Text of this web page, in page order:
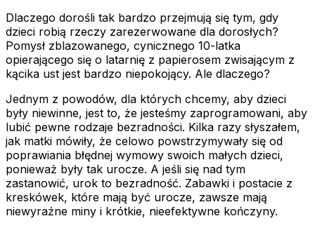
Dlaczego dorośli tak bardzo przejmują się tym, gdy
dzieci robią rzeczy zarezerwowane dla dorosłych?
Pomysł zblazowanego, cynicznego 10-latka
opierającego się o latarnię z papierosem zwisającym z
kącika ust jest bardzo niepokojący. Ale dlaczego?
Jednym z powodów, dla których chcemy, aby dzieci
były niewinne, jest to, że jesteśmy zaprogramowani, aby
lubić pewne rodzaje bezradności. Kilka razy słyszałem,
jak matki mówiły, że celowo powstrzymywały się od
poprawiania błędnej wymowy swoich małych dzieci,
ponieważ były tak urocze. A jeśli się nad tym
zastanowić, urok to bezradność. Zabawki i postacie z
kreskówek, które mają być urocze, zawsze mają
niewyraźne miny i krótkie, nieefektywne kończyny.